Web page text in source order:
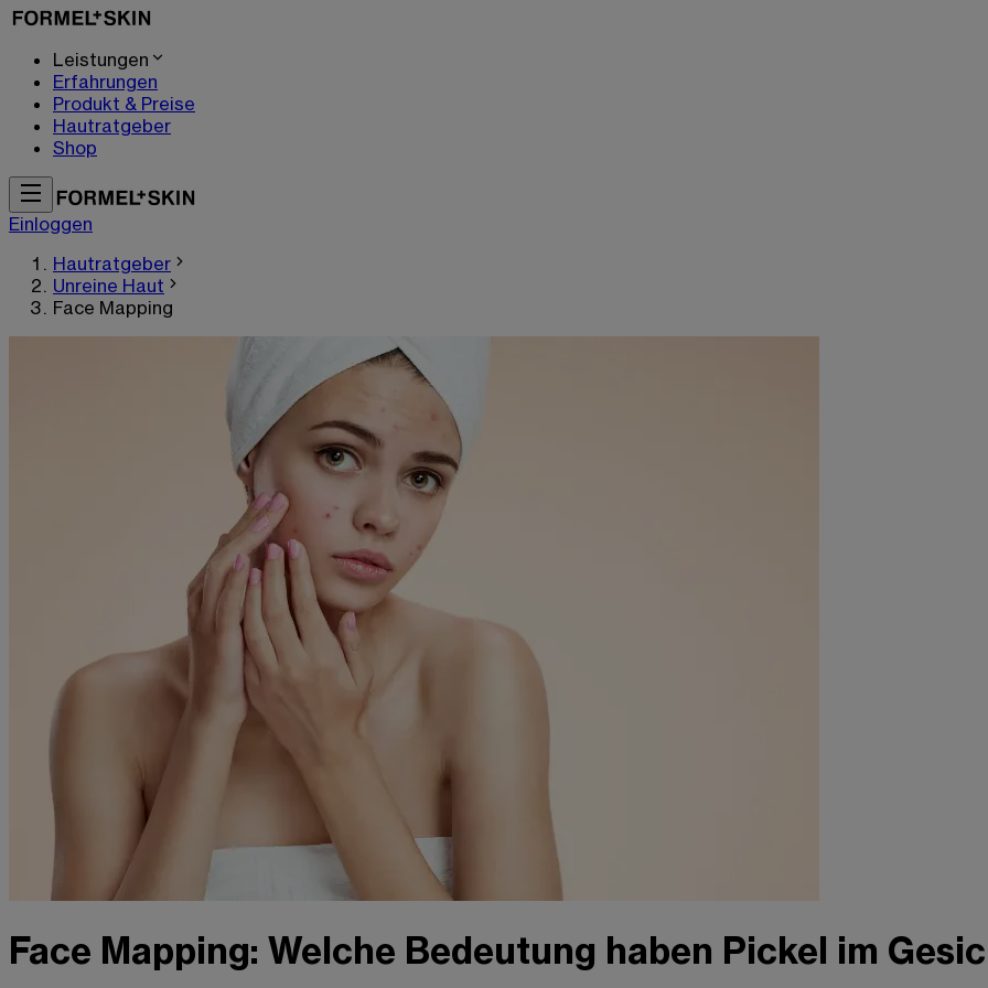
Leistungen
Erfahrungen
Produkt & Preise
Hautratgeber
Shop
Einloggen
Hautratgeber
Unreine Haut
Face Mapping
Face Mapping: Welche Bedeutung haben Pickel im